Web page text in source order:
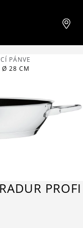
PÁNVE
Ø 28 CM
PROFI